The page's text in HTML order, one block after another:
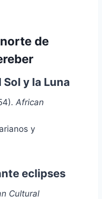
de
y la Luna
African
y
eclipses
Cultural